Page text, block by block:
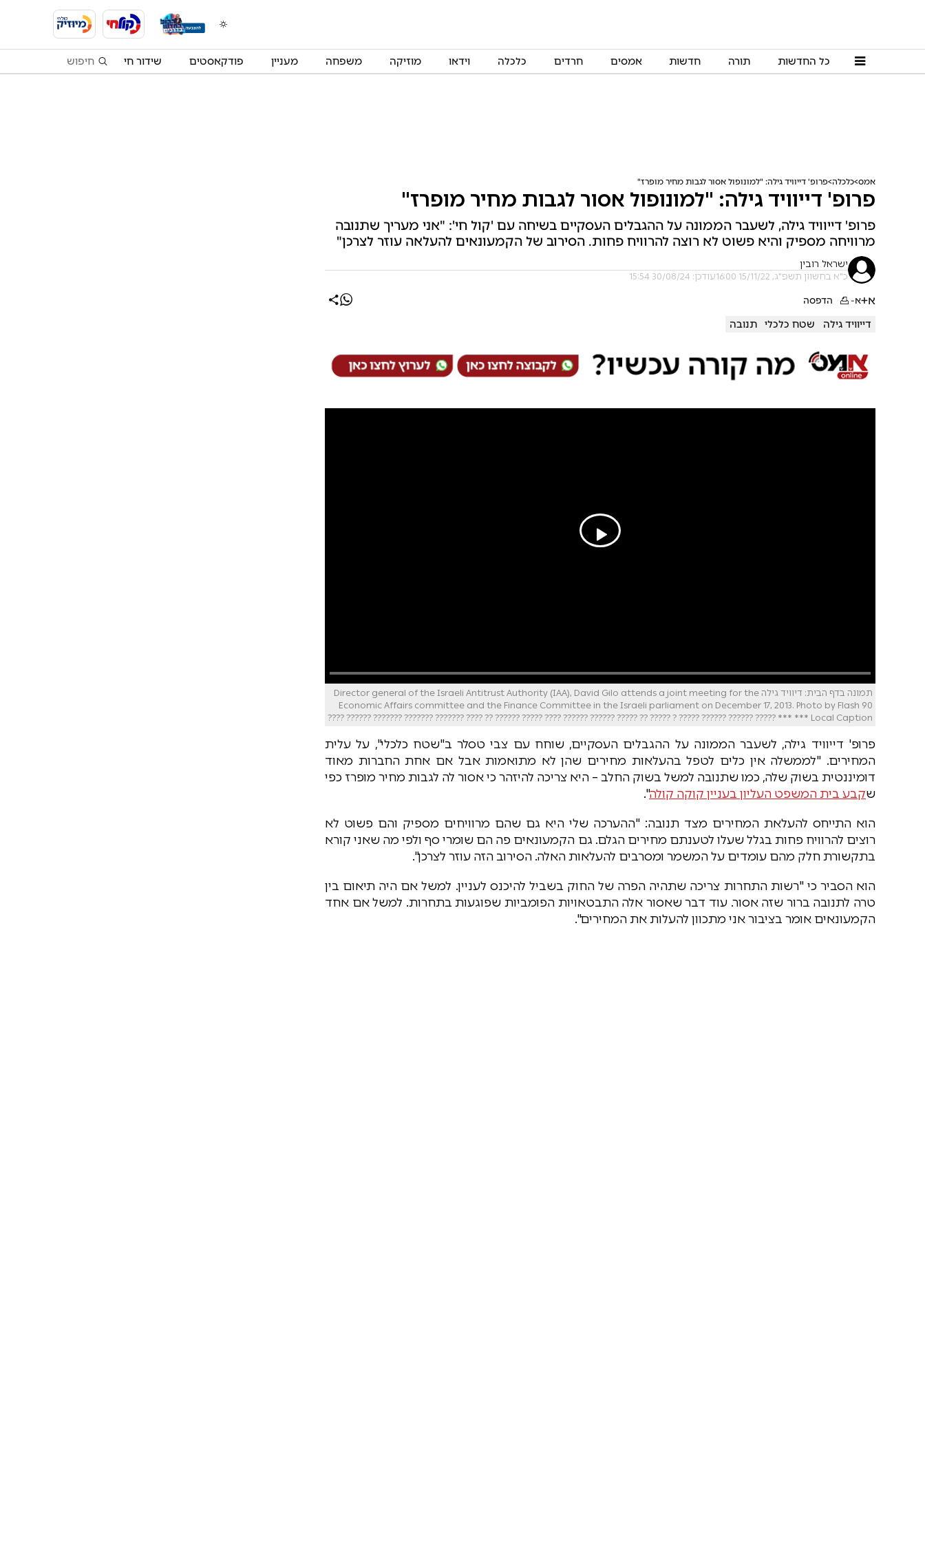
כל החדשות תורה חדשות אמסים חרדים כלכלה וידאו מוזיקה משפחה מעניין פודקאסטים שידור חי
אמס כלכלה פרופ' דייוויד גילה: "למונופול אסור לגבות מחיר מופרז"
פרופ' דייוויד גילה: "למונופול אסור לגבות מחיר מופרז"
פרופ' דייוויד גילה, לשעבר הממונה על ההגבלים העסקיים בשיחה עם 'קול חי': "אני מעריך שתנובה
מרוויחה מספיק והיא פשוט לא רוצה להרוויח פחות. הסירוב של הקמעונאים להעלאה עוזר לצרכן"
ישראל רובין
כ"א בחשוון תשפ"ג, 15/11/22 16:00 עודכן: 30/08/24 15:54
א+א- הדפסה
דייוויד גילה שטח כלכלי תנובה
תמונה בדף הבית: דיוויד גילה Director general of the Israeli Antitrust Authority (IAA), David Gilo attends a joint meeting for the
Economic Affairs committee and the Finance Committee in the Israeli parliament on December 17, 2013. Photo by Flash 90
*** Local Caption *** ????? ?????? ?????? ????? ? ????? ?? ????? ?????? ?????? ???? ????? ?????? ?? ???? ??????? ??????? ??????? ?????? ????
פרופ' דייוויד גילה, לשעבר הממונה על ההגבלים העסקיים, שוחח עם צבי טסלר ב"שטח כלכלי", על עלית
המחירים. "לממשלה אין כלים לטפל בהעלאות מחירים שהן לא מתואמות אבל אם אחת החברות מאוד
דומיננטית בשוק שלה, כמו שתנובה למשל בשוק החלב – היא צריכה להיזהר כי אסור לה לגבות מחיר מופרז כפי
שקבע בית המשפט העליון בעניין קוקה קולה".
הוא התייחס להעלאת המחירים מצד תנובה: "ההערכה שלי היא גם שהם מרוויחים מספיק והם פשוט לא
רוצים להרוויח פחות בגלל שעלו לטענתם מחירים הגלם. גם הקמעונאים פה הם שומרי סף ולפי מה שאני קורא
בתקשורת חלק מהם עומדים על המשמר ומסרבים להעלאות האלה. הסירוב הזה עוזר לצרכן".
הוא הסביר כי "רשות התחרות צריכה שתהיה הפרה של החוק בשביל להיכנס לעניין. למשל אם היה תיאום בין
טרה לתנובה ברור שזה אסור. עוד דבר שאסור אלה התבטאויות הפומביות שפוגעות בתחרות. למשל אם אחד
הקמעונאים אומר בציבור אני מתכוון להעלות את המחירים".